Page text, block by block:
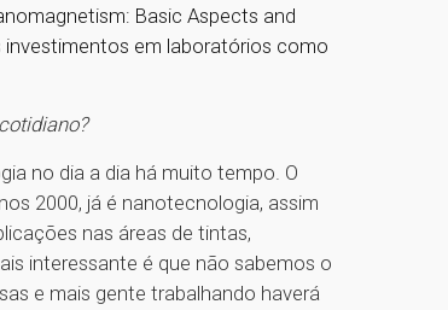
Basic Aspects and
em laboratórios como
no dia a dia há muito tempo. O
2000, já é nanotecnologia, assim
nas áreas de tintas,
interessante é que não sabemos o
e mais gente trabalhando haverá